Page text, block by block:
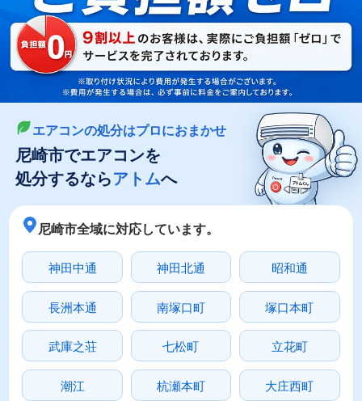
LINEやメールでカンタン依頼
メールで回収依頼 LINEで回収依頼
エアコンの処分はプロにおまかせ
尼崎市でエアコンを
処分するならアトムへ
尼崎市全域に対応しています。
神田中通 神田北通 昭和通
長洲本通 南塚口町 塚口本町
武庫之荘 七松町 立花町
潮江 杭瀬本町 大庄西町